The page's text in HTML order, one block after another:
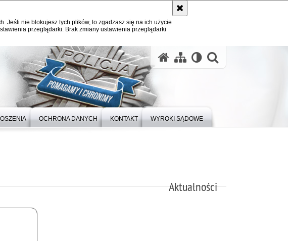
Jeśli nie blokujesz tych plików, to zgadzasz się na ich użycie
przeglądarki. Brak zmiany ustawienia przeglądarki
OCHRONA DANYCH KONTAKT WYROKI SĄDOWE
Aktualności